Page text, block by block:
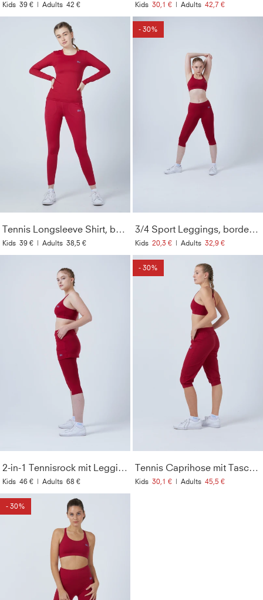
Kids 39 € | Adults 42 € Kids 30,1 € | Adults 42,7 €
Tennis Longsleeve Shirt, bordeaux rot
Kids 39 € | Adults 38,5 €
- 30%
3/4 Sport Leggings, bordeaux rot
Kids 20,3 € | Adults 32,9 €
2-in-1 Tennisrock mit Leggings / Skapri, bordeaux rot
Kids 46 € | Adults 68 €
- 30%
Tennis Caprihose mit Taschen, bordeaux rot
Kids 30,1 € | Adults 45,5 €
- 30%